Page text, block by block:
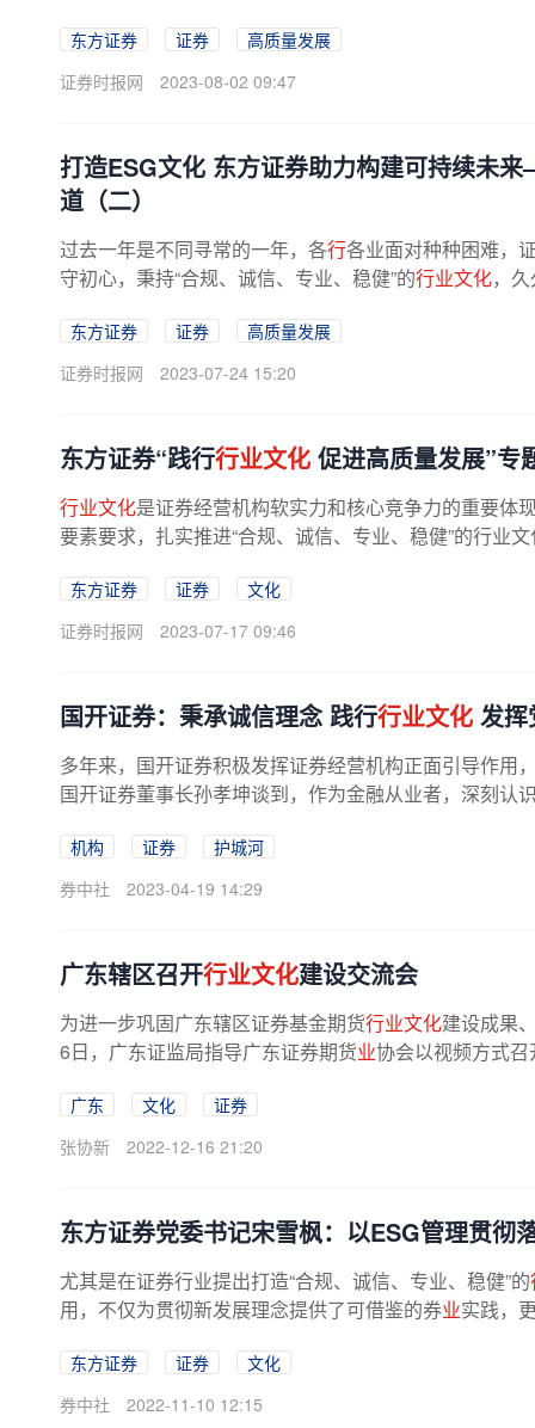
东方证券 证券
高质量发展
证券时报网
2023-08-02 09:47
打造ESG文化 东方证券助力构建可持续未
道（二）
过去一年是不同寻常的一年，各行各业面对种种困难，
守初心，秉持“合规、诚信、专业、稳健”的行业文化，
东方证券 证券
高质量发展
证券时报网
2023-07-24 15:20
东方证券“践行行业文化 促进高质量发展”专
行业文化是证券经营机构软实力和核心竞争力的重要体
要素要求，扎实推进“合规、诚信、专业、稳健”的行业
东方证券 证券
文化
证券时报网
2023-07-17 09:46
国开证券：秉承诚信理念 践行行业文化 发挥
多年来，国开证券积极发挥证券经营机构正面引导作用
国开证券董事长孙孝坤谈到，作为金融从业者，深刻认
机构 证券
护城河
券中社
2023-04-19 14:29
广东辖区召开行业文化建设交流会
为进一步巩固广东辖区证券基金期货行业文化建设成果
6日，广东证监局指导广东证券期货业协会以视频方式
广东 文化
证券
张协新
2022-12-16 21:20
东方证券党委书记宋雪枫：以ESG管理贯彻
尤其是在证券行业提出打造“合规、诚信、专业、稳健”的
用，不仅为贯彻新发展理念提供了可借鉴的券业实践，
东方证券 证券
文化
券中社
2022-11-10 12:15